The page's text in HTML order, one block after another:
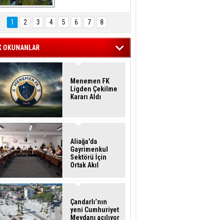
Hasan Eser'in
Objektifinden
1 2 3 4 5 6 7 8
OKUNANLAR
Menemen FK
Ligden Çekilme
Kararı Aldı
Aliağa'da
Gayrimenkul
Sektörü İçin
Ortak Akıl
Çandarlı’nın
yeni Cumhuriyet
Meydanı açılıyor